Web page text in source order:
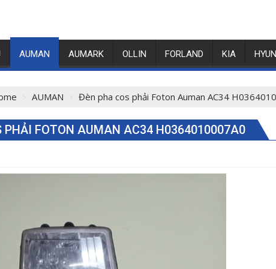
AUMAN AUMARK OLLIN FORLAND KIA
AUMAN Đèn pha cos phải Foton Auman AC34
PHẢI FOTON AUMAN AC34 H0364010007A0